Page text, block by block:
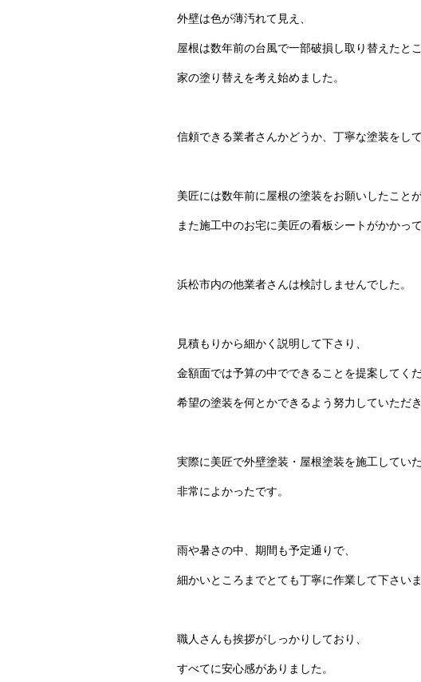
外壁は色が薄汚れて見え、
屋根は数年前の台風で一部破損し取り替えたと
家の塗り替えを考え始めました。
信頼できる業者さんかどうか、丁寧な塗装をし
美匠には数年前に屋根の塗装をお願いしたことが
また施工中のお宅に美匠の看板シートがかかっ
浜松市内の他業者さんは検討しませんでした。
見積もりから細かく説明して下さり、
金額面では予算の中でできることを提案してくだ
希望の塗装を何とかできるよう努力していただき
実際に美匠で外壁塗装・屋根塗装を施工していた
非常によかったです。
雨や暑さの中、期間も予定通りで、
細かいところまでとても丁寧に作業して下さいま
職人さんも挨拶がしっかりしており、
すべてに安心感がありました。